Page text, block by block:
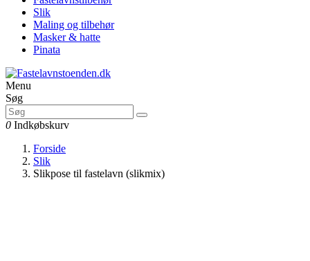
Slik
Maling og tilbehør
Masker & hatte
Pinata
Menu
Søg
0 Indkøbskurv
Forside
Slik
Slikpose til fastelavn (slikmix)